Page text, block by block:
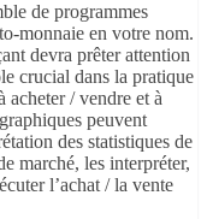
de programmes
monnaie en votre nom.
devra prêter attention
crucial dans la pratique
/ vendre et à
peuvent
des statistiques de
marché, les interpréter,
l’achat / la vente